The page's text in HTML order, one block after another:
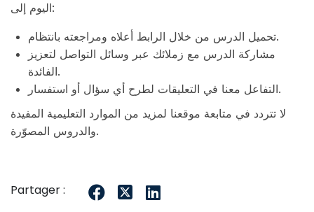
اليوم إلى:
تحميل الدرس من خلال الرابط أعلاه ومراجعته بانتظام.
مشاركة الدرس مع زملائك عبر وسائل التواصل لتعزيز
الفائدة.
التفاعل معنا في التعليقات لطرح أي سؤال أو استفسار.
لا تتردد في متابعة موقعنا لمزيد من الموارد التعليمية المفيدة
والدروس المصوّرة.
Partager :